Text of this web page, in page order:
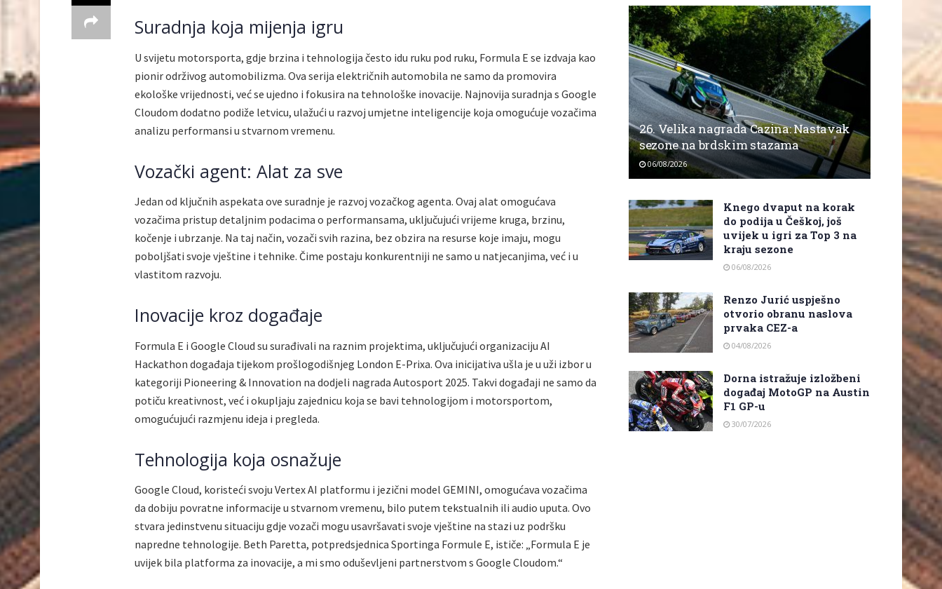
Suradnja koja mijenja igru
U svijetu motorsporta, gdje brzina i tehnologija često idu ruku pod ruku, Formula E se izdvaja kao
pionir održivog automobilizma. Ova serija električnih automobila ne samo da promovira
ekološke vrijednosti, već se ujedno i fokusira na tehnološke inovacije. Najnovija suradnja s Google
Cloudom dodatno podiže letvicu, ulažući u razvoj umjetne inteligencije koja omogućuje vozačima
analizu performansi u stvarnom vremenu.
Vozački agent: Alat za sve
Jedan od ključnih aspekata ove suradnje je razvoj vozačkog agenta. Ovaj alat omogućava
vozačima pristup detaljnim podacima o performansama, uključujući vrijeme kruga, brzinu,
kočenje i ubrzanje. Na taj način, vozači svih razina, bez obzira na resurse koje imaju, mogu
poboljšati svoje vještine i tehnike. Čime postaju konkurentniji ne samo u natjecanjima, već i u
vlastitom razvoju.
Inovacije kroz događaje
Formula E i Google Cloud su surađivali na raznim projektima, uključujući organizaciju AI
Hackathon događaja tijekom prošlogodišnjeg London E-Prixa. Ova inicijativa ušla je u uži izbor u
kategoriji Pioneering & Innovation na dodjeli nagrada Autosport 2025. Takvi događaji ne samo da
potiču kreativnost, već i okupljaju zajednicu koja se bavi tehnologijom i motorsportom,
omogućujući razmjenu ideja i pregleda.
Tehnologija koja osnažuje
Google Cloud, koristeći svoju Vertex AI platformu i jezični model GEMINI, omogućava vozačima
da dobiju povratne informacije u stvarnom vremenu, bilo putem tekstualnih ili audio uputa. Ovo
stvara jedinstvenu situaciju gdje vozači mogu usavršavati svoje vještine na stazi uz podršku
napredne tehnologije. Beth Paretta, potpredsjednica Sportinga Formule E, ističe: „Formula E je
uvijek bila platforma za inovacije, a mi smo oduševljeni partnerstvom s Google Cloudom.“
26. Velika nagrada Cazina: Nastavak
sezone na brdskim stazama
06/08/2026
Knego dvaput na korak
do podija u Češkoj, još
uvijek u igri za Top 3 na
kraju sezone
06/08/2026
Renzo Jurić uspješno
otvorio obranu naslova
prvaka CEZ-a
04/08/2026
Dorna istražuje izložbeni
događaj MotoGP na Austin
F1 GP-u
30/07/2026